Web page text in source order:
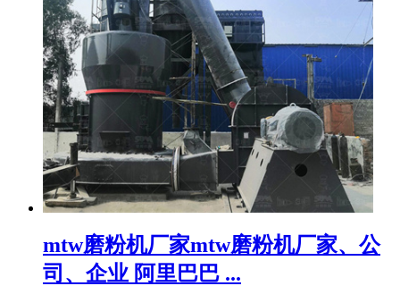
mtw磨粉机厂家mtw磨粉机厂家、公
司、企业 阿里巴巴 ...